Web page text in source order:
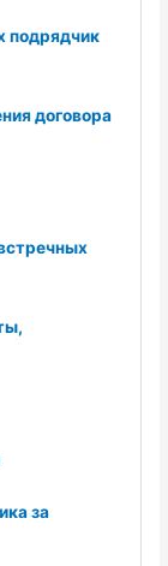
подрядчик
договора
за